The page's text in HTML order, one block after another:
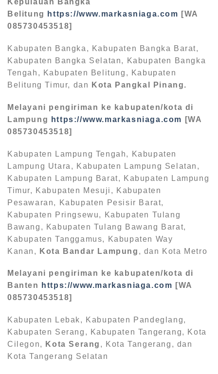
Kepulauan Bangka
Belitung
https://www.markasniaga.com [WA
085730453518]
Kabupaten Bangka, Kabupaten Bangka Barat,
Kabupaten Bangka Selatan, Kabupaten Bangka
Tengah, Kabupaten Belitung, Kabupaten
Belitung Timur, dan
Kota Pangkal Pinang.
Melayani pengiriman ke kabupaten/kota di
Lampung
https://www.markasniaga.com
[WA
085730453518]
Kabupaten Lampung Tengah, Kabupaten
Lampung Utara, Kabupaten Lampung Selatan,
Kabupaten Lampung Barat, Kabupaten Lampung
Timur, Kabupaten Mesuji, Kabupaten
Pesawaran, Kabupaten Pesisir Barat,
Kabupaten Pringsewu, Kabupaten Tulang
Bawang, Kabupaten Tulang Bawang Barat,
Kabupaten Tanggamus, Kabupaten Way
Kanan,
Kota Bandar Lampung , dan Kota Metro
Melayani pengiriman ke kabupaten/kota di
Banten
https://www.markasniaga.com [WA
085730453518]
Kabupaten Lebak, Kabupaten Pandeglang,
Kabupaten Serang, Kabupaten Tangerang, Kota
Cilegon,
Kota Serang , Kota Tangerang, dan
Kota Tangerang Selatan